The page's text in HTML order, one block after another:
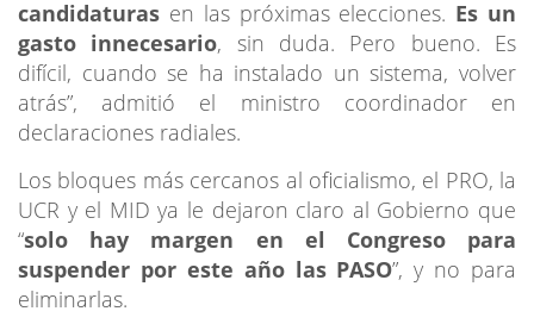
candidaturas en las próximas elecciones. Es un
gasto innecesario, sin duda. Pero bueno. Es
difícil, cuando se ha instalado un sistema, volver
atrás”, admitió el ministro coordinador en
declaraciones radiales.
Los bloques más cercanos al oficialismo, el PRO, la
UCR y el MID ya le dejaron claro al Gobierno que
“solo hay margen en el Congreso para
suspender por este año las PASO”, y no para
eliminarlas.